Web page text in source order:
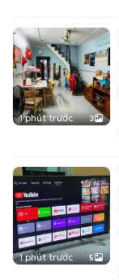
1 phút trước 3
1 phút trước 5